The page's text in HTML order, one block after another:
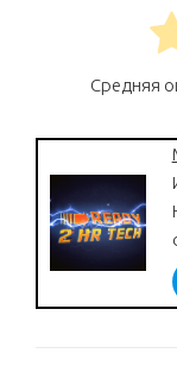
Средняя